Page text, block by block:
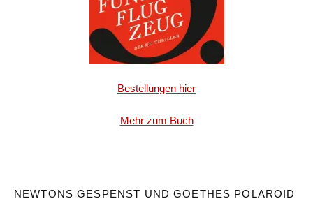
Bestellungen hier
Mehr zum Buch
NEWTONS GESPENST UND GOETHES POLAROID